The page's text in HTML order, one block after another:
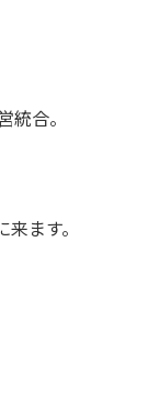
統合。
来ます。